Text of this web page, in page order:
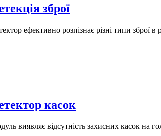
зброї
ефективно розпізнає різні типи
касок
виявляє відсутність захисних касок на